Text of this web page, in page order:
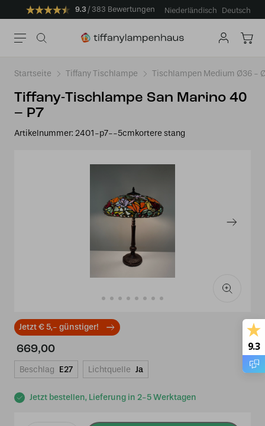
9.3 383 Bewertungen Niederländisch Deutsch
Startseite Tiffany Tischlampe Tischlampen Medium Ø36 -
Tiffany-Tischlampe San Marino 40
– P7
Artikelnummer: 2401-p7--5cmkortere stang
Jetzt € 5,- günstiger!
Jetzt bestellen, Lieferung in 2-5 Werktagen
669,00
Beschlag E27 Lichtquelle Ja
9.3